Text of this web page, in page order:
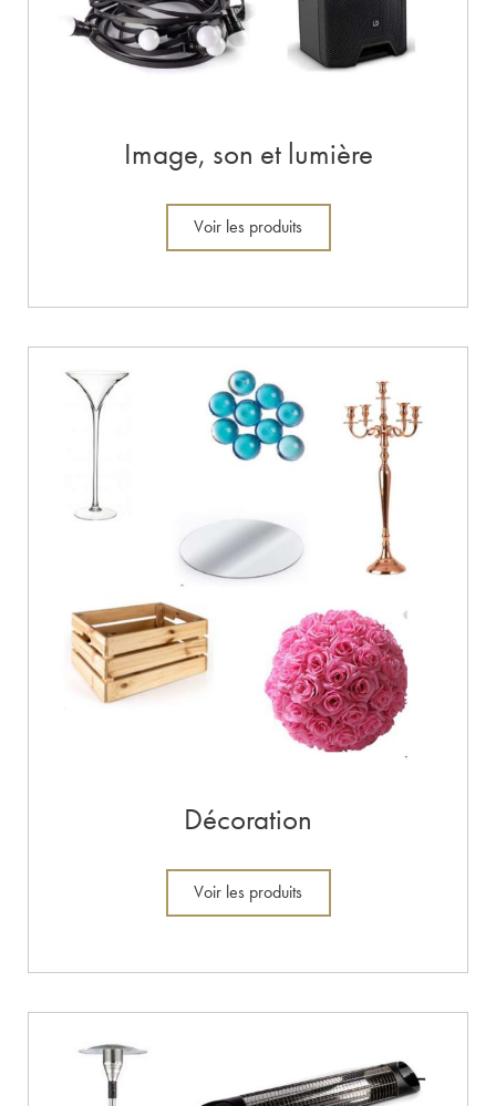
Image, son et lumière
Voir les produits
Décoration
Voir les produits